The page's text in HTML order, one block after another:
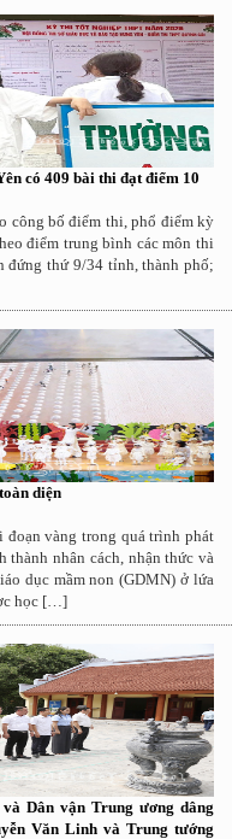
có 409 bài thi đạt điểm 10
công bố điểm thi, phổ điểm kỳ
điểm trung bình các môn thi
đứng thứ 9/34 tỉnh, thành phố;
diện
vàng trong quá trình phát
thành nhân cách, nhận thức và
dục mầm non (GDMN) ở lứa
học […]
Dân vận Trung ương dâng
Văn Linh và Trung tướng